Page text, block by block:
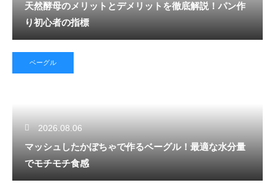
天然酵母のメリットとデメリットを徹底解説！パン作
り初心者の指標
ベーグル
2026.08.06
マッシュしたかぼちゃで作るベーグル！最適な水分量
でモチモチ食感